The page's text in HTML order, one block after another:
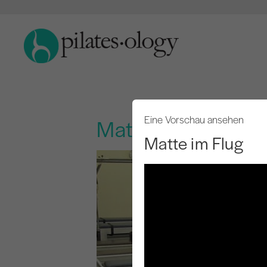
Matte im Flug
Eine Vorschau ansehen
Matte im Flug